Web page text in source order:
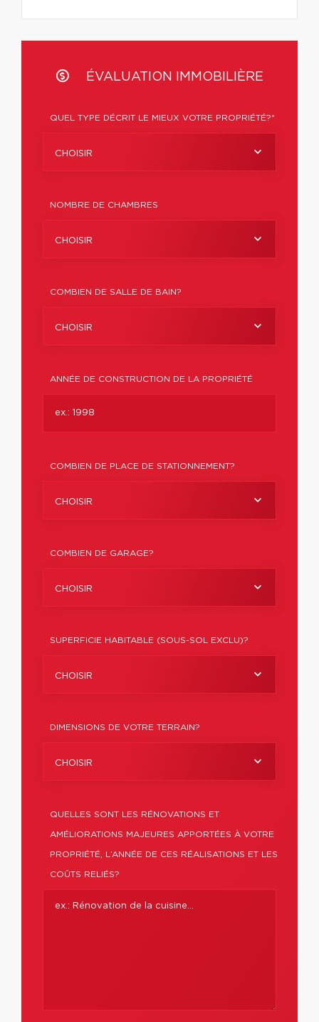
ÉVALUATION IMMOBILIÈRE
QUEL TYPE DÉCRIT LE MIEUX VOTRE PROPRIÉTÉ?*
CHOISIR
NOMBRE DE CHAMBRES
CHOISIR
COMBIEN DE SALLE DE BAIN?
CHOISIR
ANNÉE DE CONSTRUCTION DE LA PROPRIÉTÉ
COMBIEN DE PLACE DE STATIONNEMENT?
CHOISIR
COMBIEN DE GARAGE?
CHOISIR
SUPERFICIE HABITABLE (SOUS-SOL EXCLU)?
CHOISIR
DIMENSIONS DE VOTRE TERRAIN?
CHOISIR
QUELLES SONT LES RÉNOVATIONS ET
AMÉLIORATIONS MAJEURES APPORTÉES À VOTRE
PROPRIÉTÉ, L’ANNÉE DE CES RÉALISATIONS ET LES
COÛTS RELIÉS?